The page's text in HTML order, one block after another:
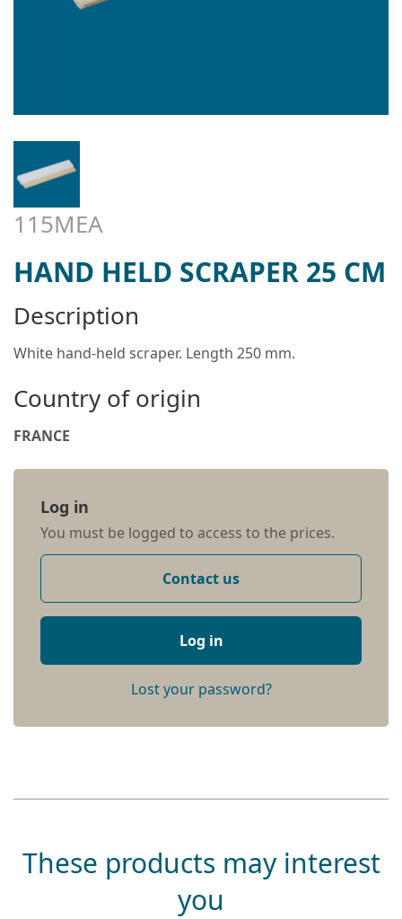
115MEA
HAND HELD SCRAPER 25 CM
Description
White hand-held scraper. Length 250 mm.
Country of origin
FRANCE
Log in
You must be logged to access to the prices.
Contact us
Log in
Lost your password?
These products may interest
you